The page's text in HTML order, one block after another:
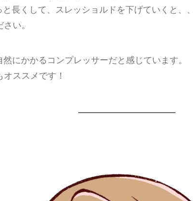
長くして、スレッショルドを下げていくと、
い。
にかかるコンプレッサーだと感じています。
ススメです！